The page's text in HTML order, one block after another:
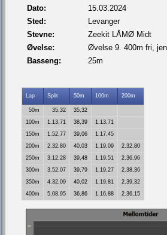
Dato:
15.03.2024
Sted:
Levanger
Stevne:
Zeekit LÅMØ Midt
Øvelse:
Øvelse 9. 400m fri,
Basseng:
25m
Lap Split 50m 100m 200m
50m 35,32
35,32
100m
1.13,71 38,39
1.13,71
150m
1.52,77 39,06
1.17,45
200m
2.32,80 40,03 1.19,09
2.32,80
250m
3.12,28 39,48 1.19,51
2.36,96
300m
3.52,07 39,79 1.19,27
2.38,36
350m
4.32,09 40,02 1.19,81
2.39,32
400m
5.08,95 36,86 1.16,88 2.36,15